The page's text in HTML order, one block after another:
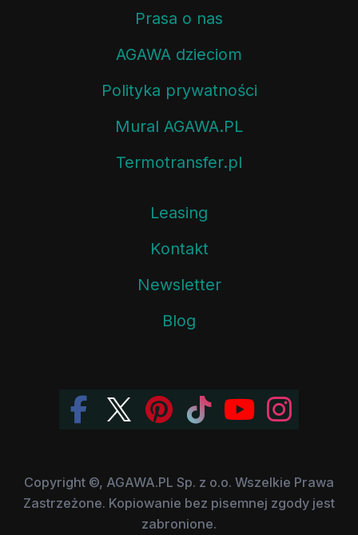
Prasa o nas
AGAWA dzieciom
Polityka prywatności
Mural AGAWA.PL
Termotransfer.pl
Leasing
Kontakt
Newsletter
Blog
Copyright ©, AGAWA.PL Sp. z o.o. Wszelkie Prawa
Zastrzeżone. Kopiowanie bez pisemnej zgody jest
zabronione.